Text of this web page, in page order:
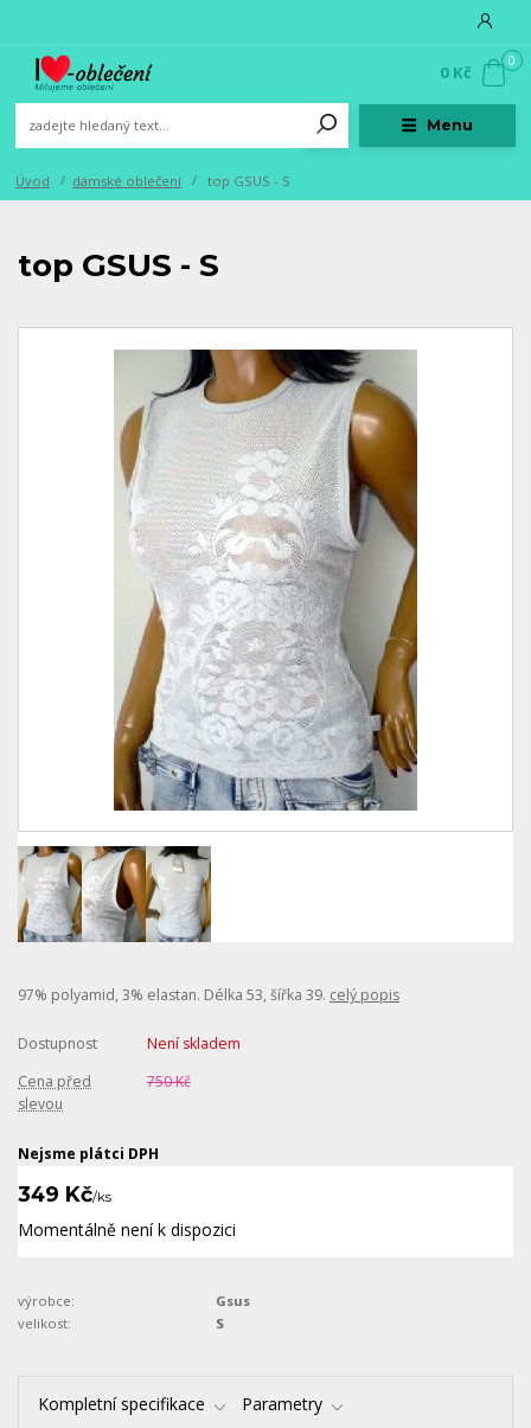
Menu
0
0 Kč
Úvod dámské oblečení top GSUS - S
top GSUS - S
97% polyamid, 3% elastan. Délka 53, šířka 39. celý popis
Dostupnost
Není skladem
Cena před
slevou
750 Kč
Nejsme plátci DPH
349 Kč/ks
Momentálně není k dispozici
výrobce:
Gsus
velikost:
S
Kompletní specifikace Parametry